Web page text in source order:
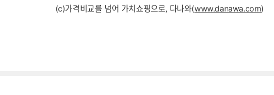
(c)가격비교를 넘어 가치쇼핑으로, 다나와(www.danawa.com)